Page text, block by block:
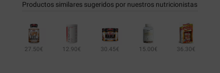
Productos similares sugeridos por nuestros nutricionistas
27.50€ 12.90€ 30.45€ 15.00€ 36.30€